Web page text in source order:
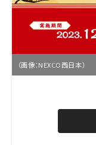
（画像：NEXCO西日本）